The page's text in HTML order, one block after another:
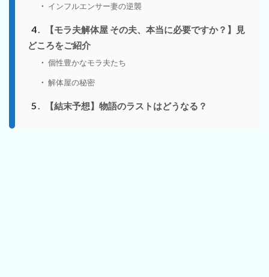
インフルエンサー妻の逆襲
4
【モラ夫解体屋 その夫、本当に必要ですか？】見
どころをご紹介
個性豊かなモラ夫たち
解体屋の秘密
5 【結末予想】物語のラストはどうなる？